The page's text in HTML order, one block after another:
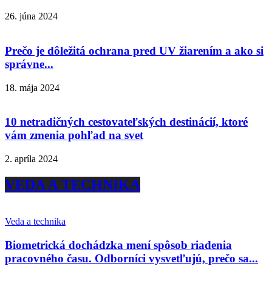
26. júna 2024
Prečo je dôležitá ochrana pred UV žiarením a ako si
správne...
18. mája 2024
10 netradičných cestovateľských destinácií, ktoré
vám zmenia pohľad na svet
2. apríla 2024
VEDA A TECHNIKA
Veda a technika
Biometrická dochádzka mení spôsob riadenia
pracovného času. Odborníci vysvetľujú, prečo sa...